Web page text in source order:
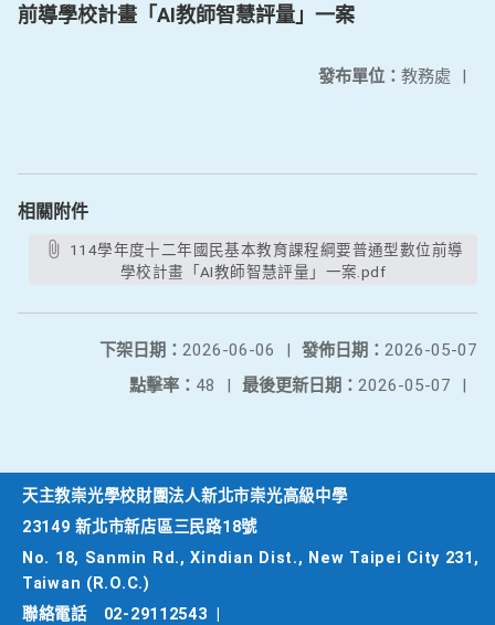
前導學校計畫「AI教師智慧評量」一案
發布單位： 教務處 |
相關附件
學校計畫「AI教師智慧評量」一案.pdf
發佈日期： 2026-05-07
下架日期： 2026-06-06
|
最後更新日期： 2026-05-07 |
點擊率： 48 |
天主教崇光學校財團法人新北市崇光高級中學
23149 新北市新店區三民路18號
No. 18, Sanmin Rd., Xindian Dist., New Taipei City 231,
Taiwan (R.O.C.)
聯絡電話
02-29112543